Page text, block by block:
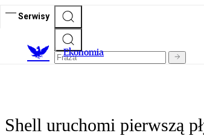
Serwisy
Ekonomia
Shell uruchomi pierwszą